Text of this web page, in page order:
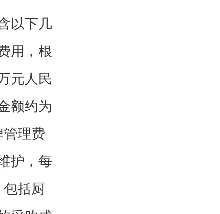
以下几
用，根
元人民
额约为
管理费
护，每
包括厨